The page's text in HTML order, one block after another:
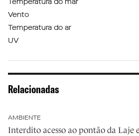
Vento
Temperatura do ar
UV
Relacionadas
AMBIENTE
Interdito acesso ao pontão da Laje